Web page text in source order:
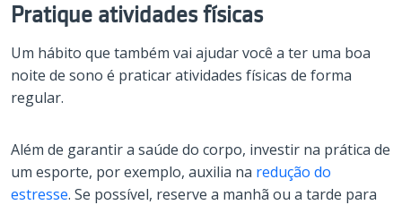
Pratique atividades físicas
Um hábito que também vai ajudar você a ter uma boa
noite de sono é praticar atividades físicas de forma
regular.
Além de garantir a saúde do corpo, investir na prática de
um esporte, por exemplo, auxilia na redução do
estresse. Se possível, reserve a manhã ou a tarde para